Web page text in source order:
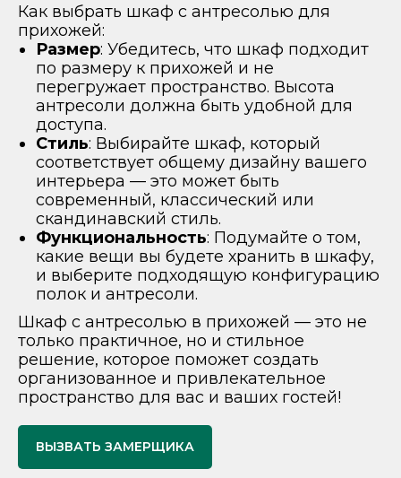
Как выбрать шкаф с антресолью для
прихожей:
Размер: Убедитесь, что шкаф подходит
по размеру к прихожей и не
перегружает пространство. Высота
антресоли должна быть удобной для
доступа.
Стиль: Выбирайте шкаф, который
соответствует общему дизайну вашего
интерьера — это может быть
современный, классический или
скандинавский стиль.
Функциональность: Подумайте о том,
какие вещи вы будете хранить в шкафу,
и выберите подходящую конфигурацию
полок и антресоли.
Шкаф с антресолью в прихожей — это не
только практичное, но и стильное
решение, которое поможет создать
организованное и привлекательное
пространство для вас и ваших гостей!
ВЫЗВАТЬ ЗАМЕРЩИКА